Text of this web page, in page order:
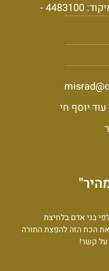
יצהר, ד.נ אפרים, מיקוד: 4483100 -
יוסף חי
בני אדם בלחיצת
הכח הזה להפצת התורה
על קשר!